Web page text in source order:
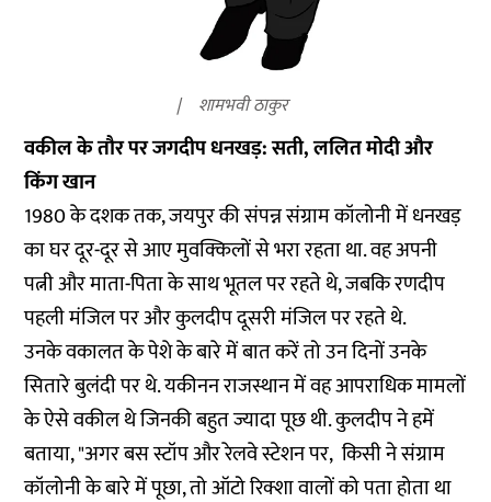
शामभवी ठाकुर
वकील के तौर पर जगदीप धनखड़: सती, ललित मोदी और
किंग खान
1980 के दशक तक, जयपुर की संपन्न संग्राम कॉलोनी में धनखड़
का घर दूर-दूर से आए मुवक्किलों से भरा रहता था. वह अपनी
पत्नी और माता-पिता के साथ भूतल पर रहते थे, जबकि रणदीप
पहली मंजिल पर और कुलदीप दूसरी मंजिल पर रहते थे.
उनके वकालत के पेशे के बारे में बात करें तो उन दिनों उनके
सितारे बुलंदी पर थे. यकीनन राजस्थान में वह आपराधिक मामलों
के ऐसे वकील थे जिनकी बहुत ज्यादा पूछ थी. कुलदीप ने हमें
बताया, "अगर बस स्टॉप और रेलवे स्टेशन पर, किसी ने संग्राम
कॉलोनी के बारे में पूछा, तो ऑटो रिक्शा वालों को पता होता था